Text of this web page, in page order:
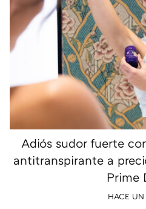
Adiós sudor fuerte
antitranspirante a
Prime
HACE UN